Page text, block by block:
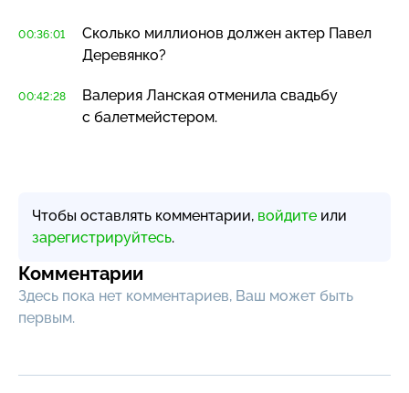
00:36:01
Сколько миллионов должен актер Павел
Деревянко?
00:42:28
Валерия Ланская отменила свадьбу
с балетмейстером.
Чтобы оставлять комментарии, войдите или
зарегистрируйтесь.
Комментарии
Здесь пока нет комментариев, Ваш может быть
первым.